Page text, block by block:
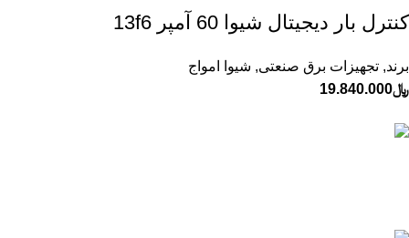
كنترل بار ديجيتال شيوا 60 آمپر 13f6
برند, تجهیزات برق صنعتی, شیوا امواج
﷼19.840.000